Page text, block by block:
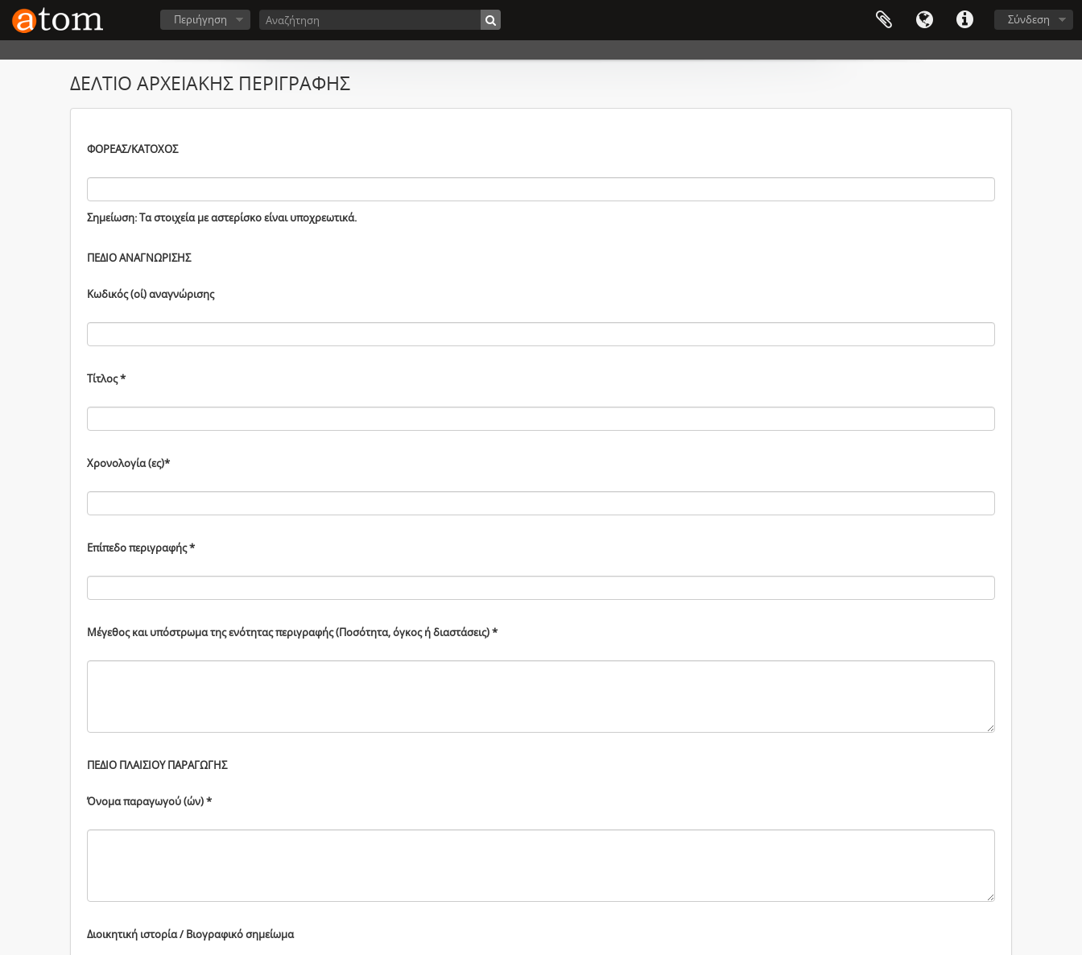
Σύνδεση
Περιήγηση
ΔΕΛΤΙΟ ΑΡΧΕΙΑΚΗΣ ΠΕΡΙΓΡΑΦΗΣ
ΦΟΡΕΑΣ/ΚΑΤΟΧΟΣ
Σημείωση: Τα στοιχεία με αστερίσκο είναι υποχρεωτικά.
ΠΕΔΙΟ ΑΝΑΓΝΩΡΙΣΗΣ
Κωδικός (οί) αναγνώρισης
Τίτλος *
Χρονολογία (ες)*
Επίπεδο περιγραφής *
Μέγεθος και υπόστρωμα της ενότητας περιγραφής (Ποσότητα, όγκος ή διαστάσεις) *
ΠΕΔΙΟ ΠΛΑΙΣΙΟΥ ΠΑΡΑΓΩΓΗΣ
Όνομα παραγωγού (ών) *
Διοικητική ιστορία / Βιογραφικό σημείωμα